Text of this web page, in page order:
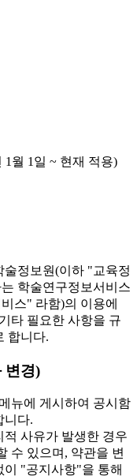
1월 1일 ~ 현재 적용)
술정보원(이하 "교육정
학술연구정보서비스
스" 라함)의 이용에
타 필요한 사항을 규
합니다.
변경)
뉴에 게시하여 공시함
니다.
사유가 발생한 경우
수 있으며, 약관을 변
이 "공지사항"을 통해